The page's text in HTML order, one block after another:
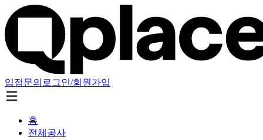
입점문의 로그인/회원가입
홈
전체공사